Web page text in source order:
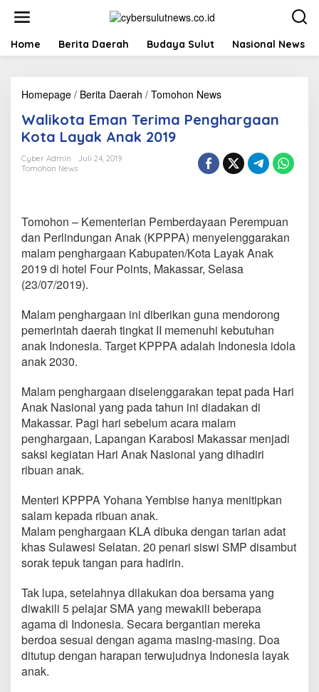
t
Home Berita Daerah Budaya Sulut Nasional News
Homepage / Berita Daerah / Tomohon News
l
o
t
a
n
T
e
r
a
P
e
n
a
r
g
a
a
n
a
a
y
n
a
k
0
1
Walikota Eman Terima Penghargaan
Kota Layak Anak 2019
Cyber Admin
Juli 24, 2019
Tomohon News
Tomohon – Kementerian Pemberdayaan Perempuan
dan Perlindungan Anak (KPPPA) menyelenggarakan
malam penghargaan Kabupaten/Kota Layak Anak
2019 di hotel Four Points, Makassar, Selasa
(23/07/2019).
Malam penghargaan ini diberikan guna mendorong
pemerintah daerah tingkat II memenuhi kebutuhan
anak Indonesia. Target KPPPA adalah Indonesia idola
anak 2030.
Malam penghargaan diselenggarakan tepat pada Hari
Anak Nasional yang pada tahun ini diadakan di
Makassar. Pagi hari sebelum acara malam
penghargaan, Lapangan Karabosi Makassar menjadi
saksi kegiatan Hari Anak Nasional yang dihadiri
ribuan anak.
Menteri KPPPA Yohana Yembise hanya menitipkan
salam kepada ribuan anak.
Malam penghargaan KLA dibuka dengan tarian adat
khas Sulawesi Selatan. 20 penari siswi SMP disambut
sorak tepuk tangan para hadirin.
Tak lupa, setelahnya dilakukan doa bersama yang
diwakili 5 pelajar SMA yang mewakili beberapa
agama di Indonesia. Secara bergantian mereka
berdoa sesuai dengan agama masing-masing. Doa
ditutup dengan harapan terwujudnya Indonesia layak
anak.